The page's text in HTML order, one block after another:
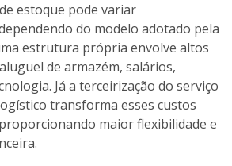
estoque pode variar
do modelo adotado pela
estrutura própria envolve altos
de armazém, salários,
Já a terceirização do serviço
transforma esses custos
maior flexibilidade e